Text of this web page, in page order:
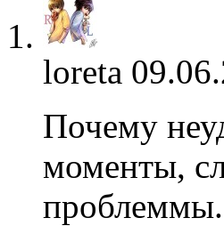
loreta
Почему
моменты,
проблеммы.